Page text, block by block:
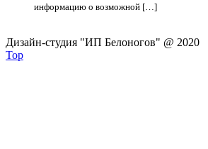
информацию о возможной […]
Дизайн-студия "ИП Белоногов" @ 2020
Top